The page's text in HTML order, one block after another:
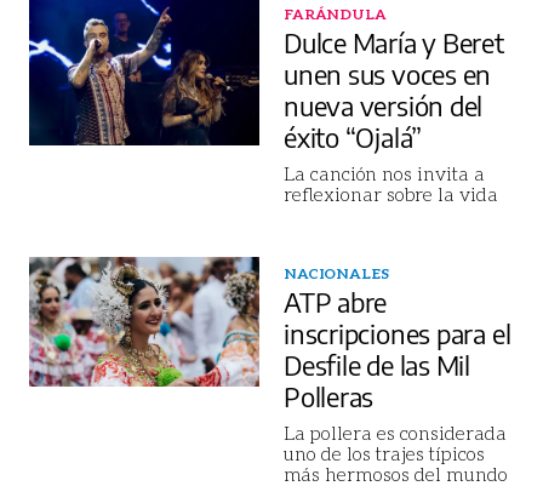
FARÁNDULA
Dulce María y Beret
unen sus voces en
nueva versión del
éxito “Ojalá”
La canción nos invita a
reflexionar sobre la vida
NACIONALES
ATP abre
inscripciones para el
Desfile de las Mil
Polleras
La pollera es considerada
uno de los trajes típicos
más hermosos del mundo